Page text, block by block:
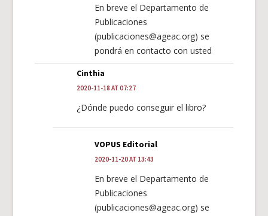
En breve el Departamento de
Publicaciones
(publicaciones@ageac.org) se
pondrá en contacto con usted
Cinthia
2020-11-18 AT 07:27
¿Dónde puedo conseguir el libro?
VOPUS Editorial
2020-11-20 AT 13:43
En breve el Departamento de
Publicaciones
(publicaciones@ageac.org) se